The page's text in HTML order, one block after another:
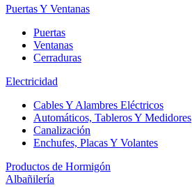
Puertas Y Ventanas
Puertas
Ventanas
Cerraduras
Electricidad
Cables Y Alambres Eléctricos
Automáticos, Tableros Y Medidores
Canalización
Enchufes, Placas Y Volantes
Productos de Hormigón
Albañilería